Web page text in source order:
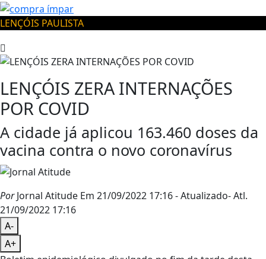
LENÇÓIS PAULISTA
LENÇÓIS ZERA INTERNAÇÕES
POR COVID
A cidade já aplicou 163.460 doses da
vacina contra o novo coronavírus
PorJornal Atitude Em 21/09/2022 17:16- Atualizado- Atl.
21/09/2022 17:16
A-
A+